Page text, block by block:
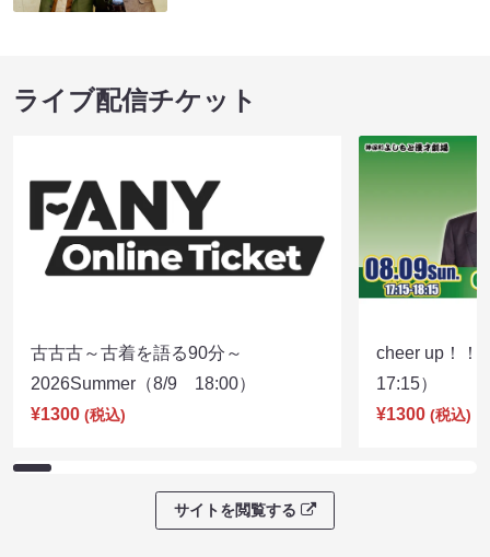
ライブ配信チケット
古古古～古着を語る90分～
2026Summer（8/9 18:00）
¥1300 (税込)
cheer up！
17:15）
¥1300 (税込)
サイトを閲覧する